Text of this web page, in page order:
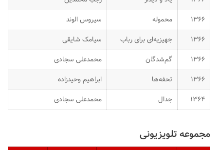
۱۳۶۶
محموله
سیروس الوند
۱۳۶۶
جهیزیه‌ای برای رباب
سیامک شایقی
۱۳۶۶
گم‌شدگان
محمدعلی سجادی
۱۳۶۶
تحفه‌ها
ابراهیم وحیدزاده
۱۳۶۴
جدال محمدعلی سجادی
مجموعه تلویزیونی